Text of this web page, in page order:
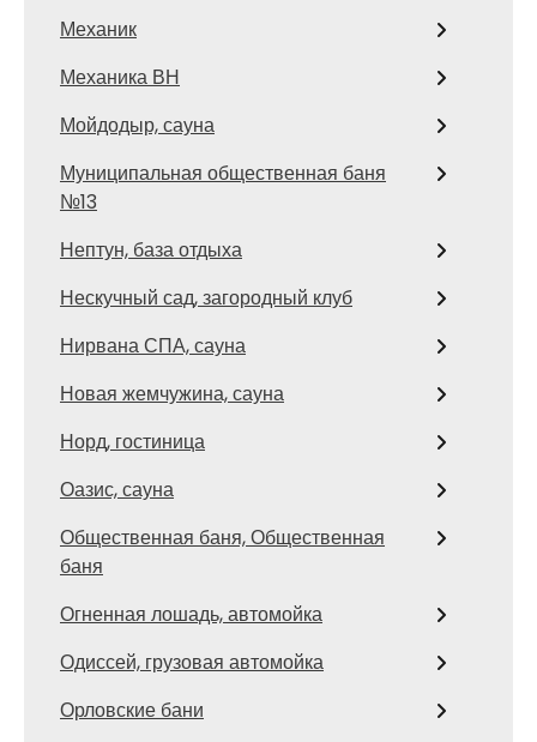
Механик
Механика ВН
Мойдодыр, сауна
Муниципальная общественная баня
№13
Нептун, база отдыха
Нескучный сад, загородный клуб
Нирвана СПА, сауна
Новая жемчужина, сауна
Норд, гостиница
Оазис, сауна
Общественная баня, Общественная
баня
Огненная лошадь, автомойка
Одиссей, грузовая автомойка
Орловские бани